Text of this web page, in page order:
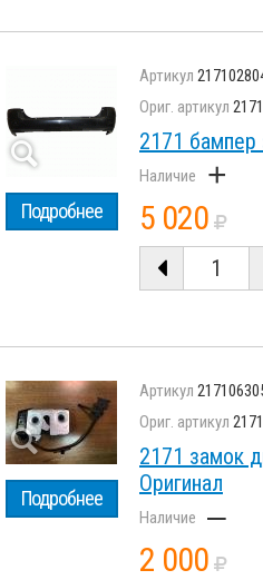
Подробнее
2171 бампер
+
5 020
Подробнее
2171 замок
Оригинал
–
2 000